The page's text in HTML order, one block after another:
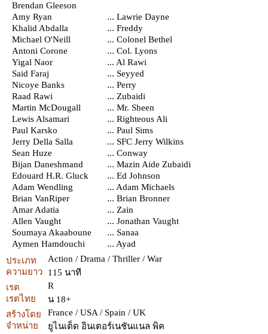
Brendan Gleeson
Amy Ryan
... Lawrie Dayne
Khalid Abdalla
... Freddy
Michael O'Neill
... Colonel Bethel
Antoni Corone
... Col. Lyons
Yigal Naor
... Al Rawi
Said Faraj
... Seyyed
Nicoye Banks
... Perry
Raad Rawi
... Zubaidi
Martin McDougall
... Mr. Sheen
Lewis Alsamari
... Righteous Ali
Paul Karsko
... Paul Sims
Jerry Della Salla
... SFC Jerry Wilkins
Sean Huze
... Conway
Bijan Daneshmand
... Mazin Aide Zubaidi
Edouard H.R. Gluck
... Ed Johnson
Adam Wendling
... Adam Michaels
Brian VanRiper
... Brian Bronner
Amar Adatia
... Zain
Allen Vaught
... Jonathan Vaught
Soumaya Akaaboune
... Sanaa
Aymen Hamdouchi
... Ayad
ประเภท
Action / Drama / Thriller / War
ความยาว
115 นาที
เรต
R
เรตไทย
น 18+
สร้างโดย
France / USA / Spain / UK
จำหน่าย
ยูไนเต็ด อินเตอร์เนชันแนล พิค